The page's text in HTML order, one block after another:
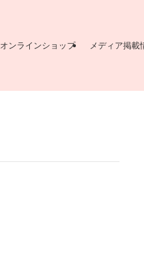
オンラインショップ メディア掲載